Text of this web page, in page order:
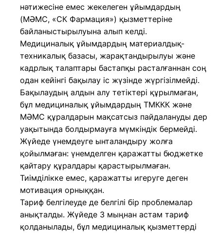
нәтижесіне емес жекелеген ұйымдардың
(МӘМС, «СК Фармация») қызметтеріне
байланыстырылуына алып келді.
Медициналық ұйымдардың материалдық-
техникалық базасы, жарақтандырылуы және
кадрлық талаптары бастапқы расталғаннан соң
одан кейінгі бақылау іс жүзінде жүргізілмейді.
Бақылаудың алдын алу тетіктері құрылмаған,
бұл медициналық ұйымдардың ТМККК және
МӘМС құралдарын мақсатсыз пайдалануды дер
уақытында болдырмауға мүмкіндік бермейді.
Жүйеде үнемдеуге ынталандыру жолға
қойылмаған: үнемделген қаражатты бюджетке
қайтару құралдары қарастырылмаған.
Тиімділікке емес, қаражатты игеруге деген
мотивация орныққан.
Тариф белгілеуде де белгілі бір проблемалар
анықталды. Жүйеде 3 мыңнан астам тариф
қолданылады, бұл медициналық қызметтерді